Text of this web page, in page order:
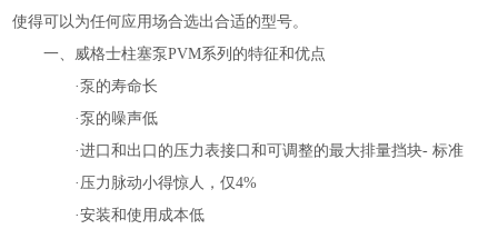
使得可以为任何应用场合选出合适的型号。
一、威格士柱塞泵PVM系列的特征和优点
·泵的寿命长
·泵的噪声低
·进口和出口的压力表接口和可调整的最大排量挡块-标准
·压力脉动小得惊人，仅4%
·安装和使用成本低